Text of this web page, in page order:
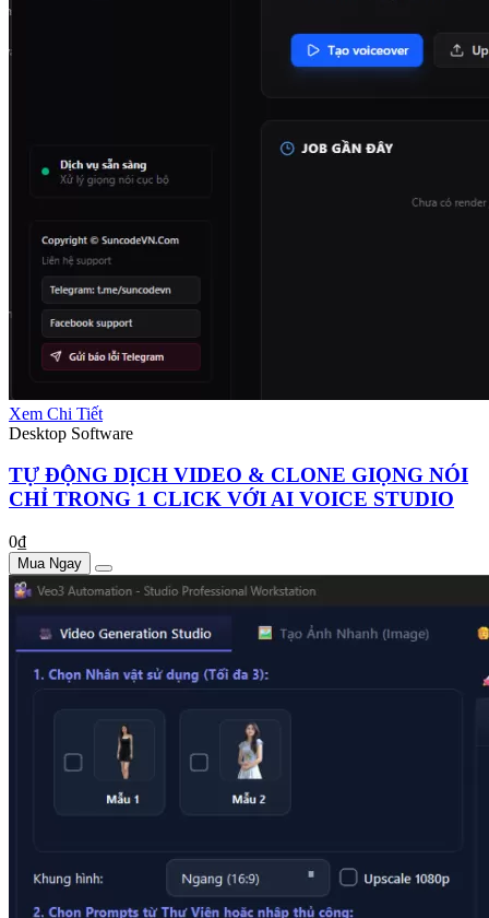
Xem Chi Tiết
Desktop Software
TỰ ĐỘNG DỊCH VIDEO & CLONE GIỌNG NÓI
CHỈ TRONG 1 CLICK VỚI AI VOICE STUDIO
0₫
Mua Ngay